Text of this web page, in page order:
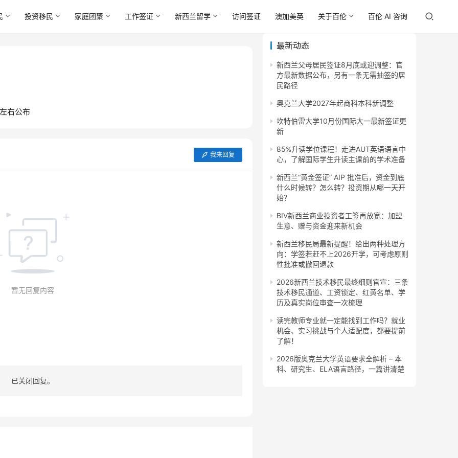
投资移民 家庭团聚 工作签证 新西兰留学 访问签证 澳加美英 关于百伦 百伦 AI 咨询
右公布
我来回复
暂无回复内容
已关闭回复。
最新动态
新西兰父母居民签证8月底或迎调整：官
方最新数据公布，另有一条无需抽签的居
民路径
奥克兰大学2027年起商科本科新调整
坎特伯雷大学10月份国际大一最新签证更
新
85%升读学位课程！走进AUT英语语言中
心，了解国际学生升读主课前的学术准备
新西兰“黄金签证” AIP 批准后，资金到底
什么时候转？怎么转？投资期从哪一天开
始？
BIV新西兰商业投资者工签再放宽：加盟
生意、赠与资金迎来新机会
新西兰移民局最新提醒！给出两种处理方
向：学签若赶不上2026开学，可考虑原则
性批准或撤回退款
2026新西兰技术移民最终细则官宣：三条
技术移民通道、工资锁定、红黄名单、学
历及真实岗位审查一次梳理
读完教师专业就一定能找到工作吗？就业
机会、实习挑战与个人适配度，都要提前
了解！
2026版奥克兰大学英语要求全解析 – 本
科、研究生、ELA语言路径，一篇讲清楚